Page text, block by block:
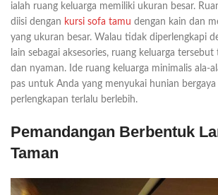
ialah ruang keluarga memiliki ukuran besar.
diisi dengan kursi sofa tamu dengan kain dan
yang ukuran besar. Walau tidak diperlengkapi
lain sebagai aksesories, ruang keluarga
dan nyaman. Ide ruang keluarga minimalis ala-
pas untuk Anda yang menyukai hunian
perlengkapan terlalu berlebih.
Pemandangan Berbentuk
Taman